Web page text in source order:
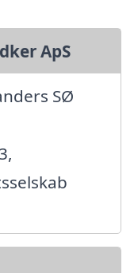
ApS
SØ